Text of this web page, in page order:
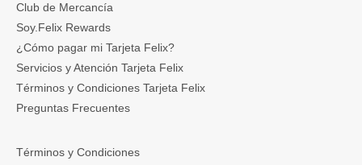
Club de Mercancía
Soy.Felix Rewards
¿Cómo pagar mi Tarjeta Felix?
Servicios y Atención Tarjeta Felix
Términos y Condiciones Tarjeta Felix
Preguntas Frecuentes
Términos y Condiciones